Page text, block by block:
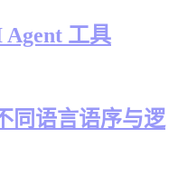
Agent 工具
同语言语序与逻